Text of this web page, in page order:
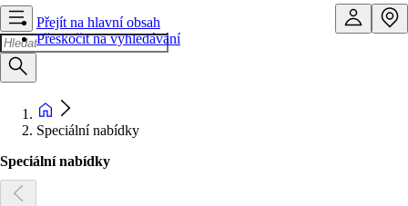
Přejít na hlavní obsah
Přeskočit na vyhledávání
Speciální nabídky
Speciální nabídky